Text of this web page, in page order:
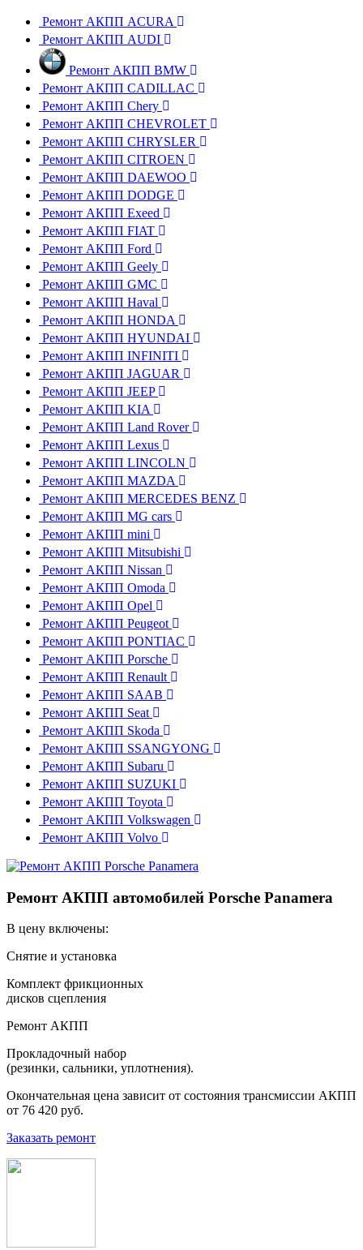
Ремонт АКПП ACURA
Ремонт АКПП AUDI
Ремонт АКПП BMW
Ремонт АКПП CADILLAC
Ремонт АКПП Chery
Ремонт АКПП CHEVROLET
Ремонт АКПП CHRYSLER
Ремонт АКПП CITROEN
Ремонт АКПП DAEWOO
Ремонт АКПП DODGE
Ремонт АКПП Exeed
Ремонт АКПП FIAT
Ремонт АКПП Ford
Ремонт АКПП Geely
Ремонт АКПП GMC
Ремонт АКПП Haval
Ремонт АКПП HONDA
Ремонт АКПП HYUNDAI
Ремонт АКПП INFINITI
Ремонт АКПП JAGUAR
Ремонт АКПП JEEP
Ремонт АКПП KIA
Ремонт АКПП Land Rover
Ремонт АКПП Lexus
Ремонт АКПП LINCOLN
Ремонт АКПП MAZDA
Ремонт АКПП MERCEDES BENZ
Ремонт АКПП MG cars
Ремонт АКПП mini
Ремонт АКПП Mitsubishi
Ремонт АКПП Nissan
Ремонт АКПП Omoda
Ремонт АКПП Opel
Ремонт АКПП Peugeot
Ремонт АКПП PONTIAC
Ремонт АКПП Porsche
Ремонт АКПП Renault
Ремонт АКПП SAAB
Ремонт АКПП Seat
Ремонт АКПП Skoda
Ремонт АКПП SSANGYONG
Ремонт АКПП Subaru
Ремонт АКПП SUZUKI
Ремонт АКПП Toyota
Ремонт АКПП Volkswagen
Ремонт АКПП Volvo
Ремонт АКПП автомобилей Porsche Panamera
В цену включены:
Снятие и установка
Комплект фрикционных
дисков сцепления
Ремонт АКПП
Прокладочный набор
(резинки, сальники, уплотнения).
Окончательная цена зависит от состояния трансмиссии АКПП
от 76 420 руб.
Заказать ремонт